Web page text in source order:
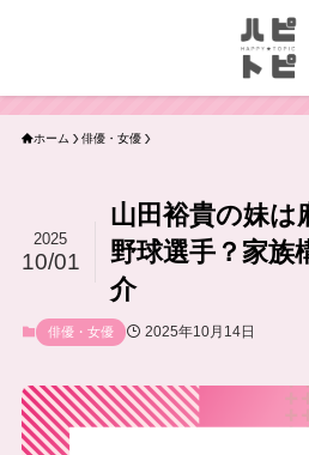
ホーム 俳優・女優
山田裕貴の妹は
野球選手？家族
介
2025
10/01
俳優・女優 2025年10月14日